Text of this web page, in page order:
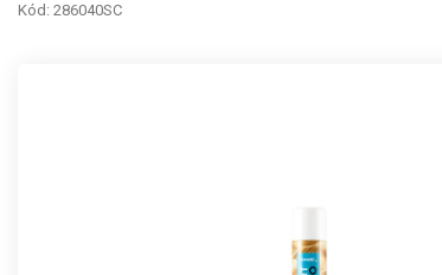
Kód: 286040SC